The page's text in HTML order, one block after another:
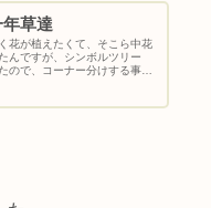
草達
花が植えたくて、そこら中花
んですが、シンボルツリー
ので、コーナー分けする事に
て続けて大きくし...